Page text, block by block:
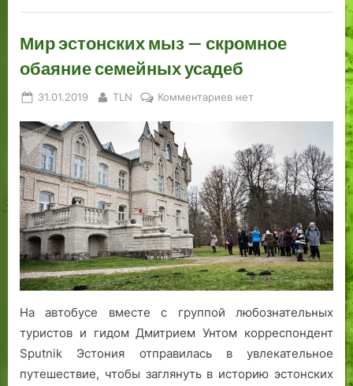
Мир эстонских мыз — скромное
обаяние семейных усадеб
Posted
31.01.2019 By
TLN Комментариевк
эстонских
мыз
—
скромное
обаяние
семейных
усадеб
нет
На автобусе вместе с группой любознательных
туристов и гидом Дмитрием Унтом корреспондент
Sputnik Эстония отправилась в увлекательное
путешествие, чтобы заглянуть в историю эстонских